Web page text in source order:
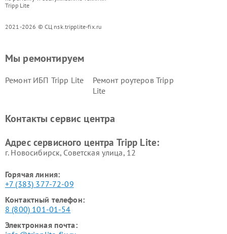
Tripp Lite
2021-2026 © СЦ nsk.tripplite-fix.ru
Мы ремонтируем
Ремонт ИБП Tripp Lite
Ремонт роутеров Tripp
Lite
Контакты сервис центра
Адрес сервисного центра Tripp Lite:
г. Новосибирск, Советская улица, 12
Горячая линия:
+7 (383) 377-72-09
Контактный телефон:
8 (800) 101-01-54
Электронная почта: